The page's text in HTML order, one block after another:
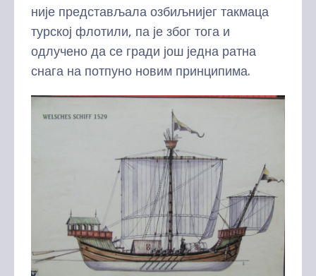
није представљала озбиљнијег такмаца
турској флотили, па је због тога и
одлучено да се гради још једна ратна
снага на потпуно новим принципима.